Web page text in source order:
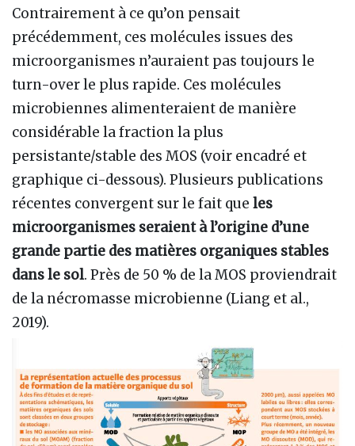
Contrairement à ce qu’on pensait
précédemment, ces molécules issues des
microorganismes n’auraient pas toujours le
turn-over le plus rapide. Ces molécules
microbiennes alimenteraient de manière
considérable la fraction la plus
persistante/stable des MOS (voir encadré et
graphique ci-dessous). Plusieurs publications
récentes convergent sur le fait que les
microorganismes seraient à l’origine d’une
grande partie des matières organiques stables
dans le sol. Près de 50 % de la MOS proviendrait
de la nécromasse microbienne (Liang et al.,
2019).